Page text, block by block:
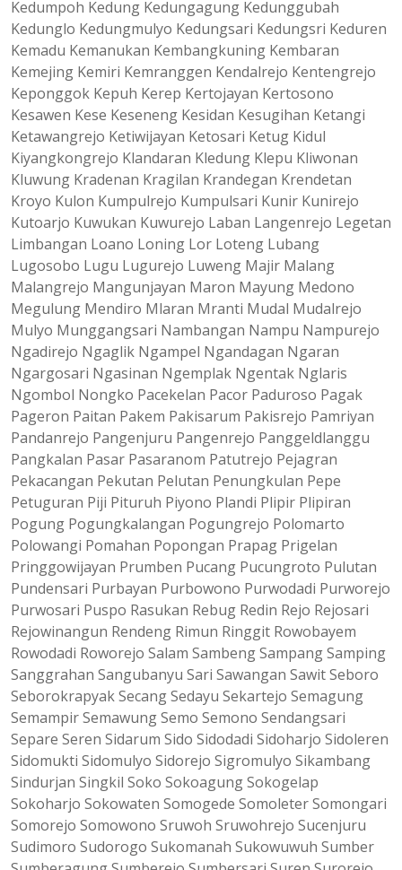
Kedumpoh Kedung Kedungagung Kedunggubah
Kedunglo Kedungmulyo Kedungsari Kedungsri Keduren
Kemadu Kemanukan Kembangkuning Kembaran
Kemejing Kemiri Kemranggen Kendalrejo Kentengrejo
Keponggok Kepuh Kerep Kertojayan Kertosono
Kesawen Kese Keseneng Kesidan Kesugihan Ketangi
Ketawangrejo Ketiwijayan Ketosari Ketug Kidul
Kiyangkongrejo Klandaran Kledung Klepu Kliwonan
Kluwung Kradenan Kragilan Krandegan Krendetan
Kroyo Kulon Kumpulrejo Kumpulsari Kunir Kunirejo
Kutoarjo Kuwukan Kuwurejo Laban Langenrejo Legetan
Limbangan Loano Loning Lor Loteng Lubang
Lugosobo Lugu Lugurejo Luweng Majir Malang
Malangrejo Mangunjayan Maron Mayung Medono
Megulung Mendiro Mlaran Mranti Mudal Mudalrejo
Mulyo Munggangsari Nambangan Nampu Nampurejo
Ngadirejo Ngaglik Ngampel Ngandagan Ngaran
Ngargosari Ngasinan Ngemplak Ngentak Nglaris
Ngombol Nongko Pacekelan Pacor Paduroso Pagak
Pageron Paitan Pakem Pakisarum Pakisrejo Pamriyan
Pandanrejo Pangenjuru Pangenrejo Panggeldlanggu
Pangkalan Pasar Pasaranom Patutrejo Pejagran
Pekacangan Pekutan Pelutan Penungkulan Pepe
Petuguran Piji Pituruh Piyono Plandi Plipir Plipiran
Pogung Pogungkalangan Pogungrejo Polomarto
Polowangi Pomahan Popongan Prapag Prigelan
Pringgowijayan Prumben Pucang Pucungroto Pulutan
Pundensari Purbayan Purbowono Purwodadi Purworejo
Purwosari Puspo Rasukan Rebug Redin Rejo Rejosari
Rejowinangun Rendeng Rimun Ringgit Rowobayem
Rowodadi Roworejo Salam Sambeng Sampang Samping
Sanggrahan Sangubanyu Sari Sawangan Sawit Seboro
Seborokrapyak Secang Sedayu Sekartejo Semagung
Semampir Semawung Semo Semono Sendangsari
Separe Seren Sidarum Sido Sidodadi Sidoharjo Sidoleren
Sidomukti Sidomulyo Sidorejo Sigromulyo Sikambang
Sindurjan Singkil Soko Sokoagung Sokogelap
Sokoharjo Sokowaten Somogede Somoleter Somongari
Somorejo Somowono Sruwoh Sruwohrejo Sucenjuru
Sudimoro Sudorogo Sukomanah Sukowuwuh Sumber